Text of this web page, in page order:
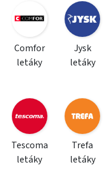
Comfor
letáky
Jysk
letáky
Tescoma
letáky
Trefa
letáky